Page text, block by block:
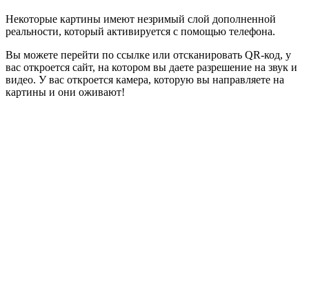
Некоторые картины имеют незримый слой дополненной
реальности, который активируется с помощью телефона.
Вы можете перейти по ссылке или отсканировать QR-код, у
вас откроется сайт, на котором вы даете разрешение на звук и
видео. У вас откроется камера, которую вы направляете на
картины и они оживают!